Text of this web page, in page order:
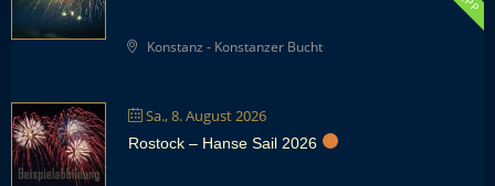
Konstanz - Konstanzer Bucht
Sa., 8. August 2026
Rostock – Hanse Sail 2026